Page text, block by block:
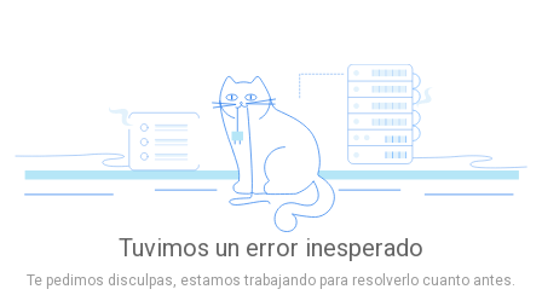
Tuvimos un error inesperado
Te pedimos disculpas, estamos trabajando para resolverlo cuanto antes.